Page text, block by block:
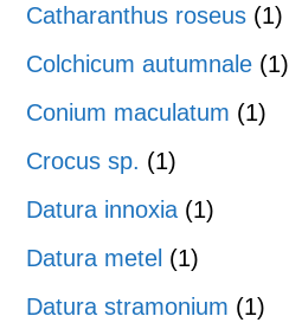
Catharanthus roseus (1)
Colchicum autumnale (1)
Conium maculatum (1)
Crocus sp. (1)
Datura innoxia (1)
Datura metel (1)
Datura stramonium (1)